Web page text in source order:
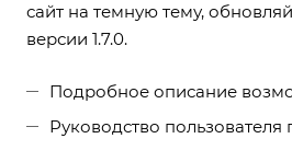
сайт на темную тему,
версии 1.7.0.
Подробное описание
Руководство